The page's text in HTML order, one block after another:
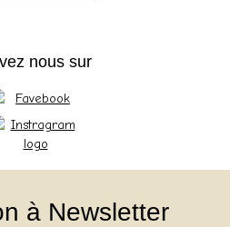
nous sur
à Newsletter